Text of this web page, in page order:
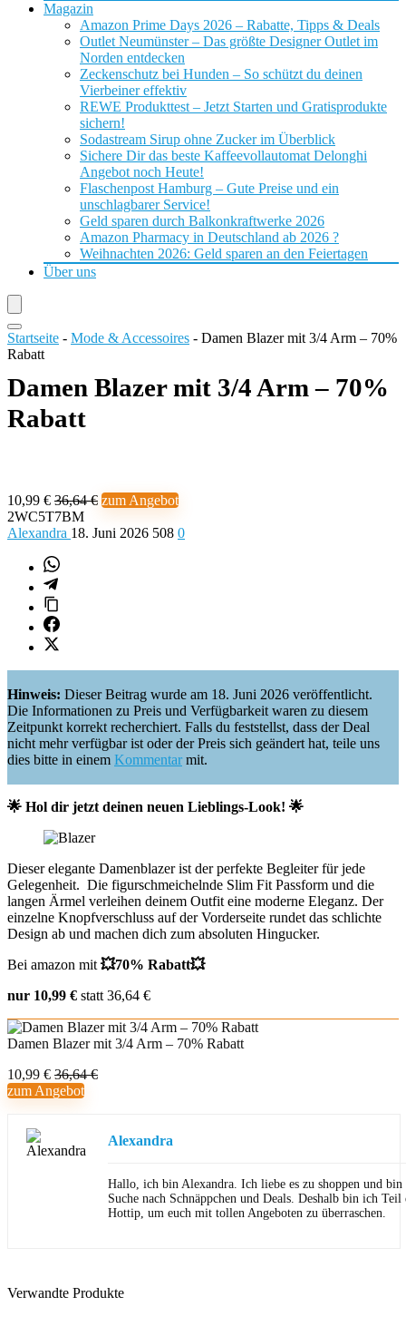
Magazin
Amazon Prime Days 2026 – Rabatte, Tipps & Deals
Outlet Neumünster – Das größte Designer Outlet im
Norden entdecken
Zeckenschutz bei Hunden – So schützt du deinen
Vierbeiner effektiv
REWE Produkttest – Jetzt Starten und Gratisprodukte
sichern!
Sodastream Sirup ohne Zucker im Überblick
Sichere Dir das beste Kaffeevollautomat Delonghi
Angebot noch Heute!
Flaschenpost Hamburg – Gute Preise und ein
unschlagbarer Service!
Geld sparen durch Balkonkraftwerke 2026
Amazon Pharmacy in Deutschland ab 2026 ?
Weihnachten 2026: Geld sparen an den Feiertagen
Über uns
Startseite - Mode & Accessoires - Damen Blazer mit 3/4 Arm – 70%
Rabatt
Damen Blazer mit 3/4 Arm – 70%
Rabatt
10,99 € 36,64 € zum Angebot
2WC5T7BM
Alexandra 18. Juni 2026 508 0
Hinweis: Dieser Beitrag wurde am 18. Juni 2026 veröffentlicht.
Die Informationen zu Preis und Verfügbarkeit waren zu diesem
Zeitpunkt korrekt recherchiert. Falls du feststellst, dass der Deal
nicht mehr verfügbar ist oder der Preis sich geändert hat, teile uns
dies bitte in einem Kommentarmit.
🌟 Hol dir jetzt deinen neuen Lieblings-Look! 🌟
Dieser elegante Damenblazer ist der perfekte Begleiter für jede
Gelegenheit. Die figurschmeichelnde Slim Fit Passform und die
langen Ärmel verleihen deinem Outfit eine moderne Eleganz. Der
einzelne Knopfverschluss auf der Vorderseite rundet das schlichte
Design ab und machen dich zum absoluten Hingucker.
Bei amazon mit 💥70% Rabatt💥
nur 10,99 € statt 36,64 €
Damen Blazer mit 3/4 Arm – 70% Rabatt
10,99 € 36,64 €
zum Angebot
Alexandra
Hallo, ich bin Alexandra. Ich liebe es zu shoppen und
Suche nach Schnäppchen und Deals. Deshalb bin ich Teil
Hottip, um euch mit tollen Angeboten zu überraschen.
Verwandte Produkte